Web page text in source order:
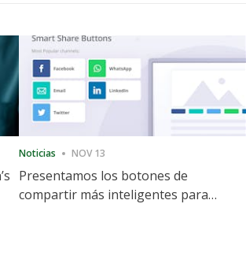
Noticias NOV 13
Presentamos los botones de
compartir más inteligentes para